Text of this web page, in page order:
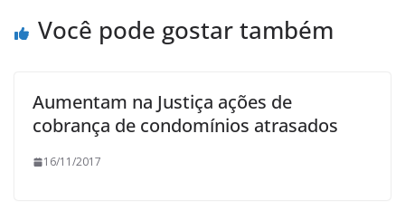
Você pode gostar também
Aumentam na Justiça ações de
cobrança de condomínios atrasados
16/11/2017